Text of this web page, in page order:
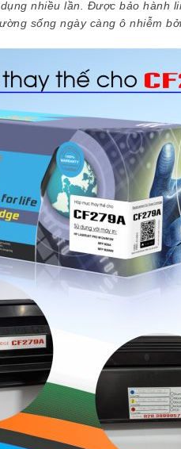
nhiều lần. Được bảo
sống ngày càng ô nhiễm